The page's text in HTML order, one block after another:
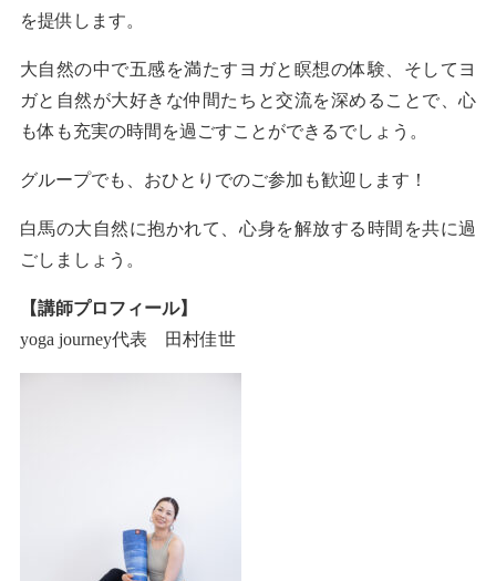
を提供します。
大自然の中で五感を満たすヨガと瞑想の体験、そしてヨ
ガと自然が大好きな仲間たちと交流を深めることで、心
も体も充実の時間を過ごすことができるでしょう。
グループでも、おひとりでのご参加も歓迎します！
白馬の大自然に抱かれて、心身を解放する時間を共に過
ごしましょう。
【講師プロフィール】
yoga journey代表 田村佳世